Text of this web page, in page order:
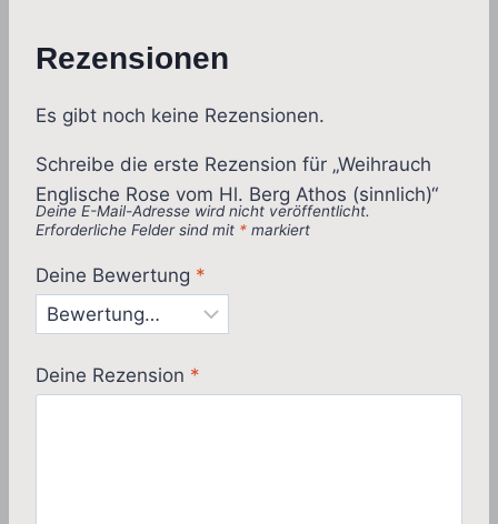
Rezensionen
Es gibt noch keine Rezensionen.
Schreibe die erste Rezension für „Weihrauch
Englische Rose vom Hl. Berg Athos (sinnlich)“
Deine E-Mail-Adresse wird nicht veröffentlicht.
Erforderliche Felder sind mit * markiert
Deine Bewertung *
Deine Rezension *